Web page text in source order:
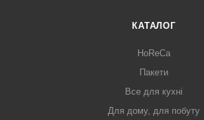
КАТАЛОГ
HoReCa
Пакети
Все для кухні
Для дому, для побуту